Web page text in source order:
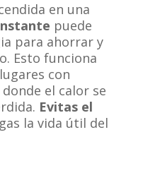
en una
puede
para ahorrar y
Esto funciona
con
el calor se
Evitas el
la vida útil del